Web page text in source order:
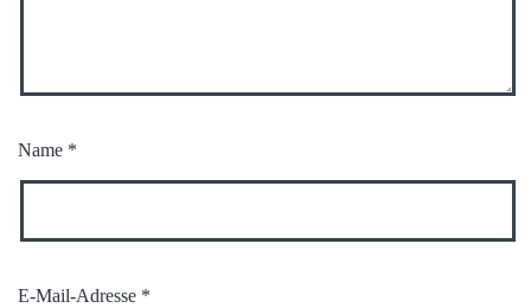
Name *
E-Mail-Adresse *